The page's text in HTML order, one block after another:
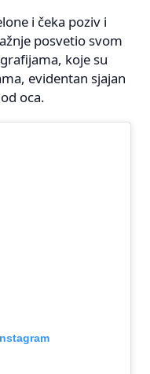
i čeka poziv i
posvetio svom
koje su
evidentan sjajan
oca.